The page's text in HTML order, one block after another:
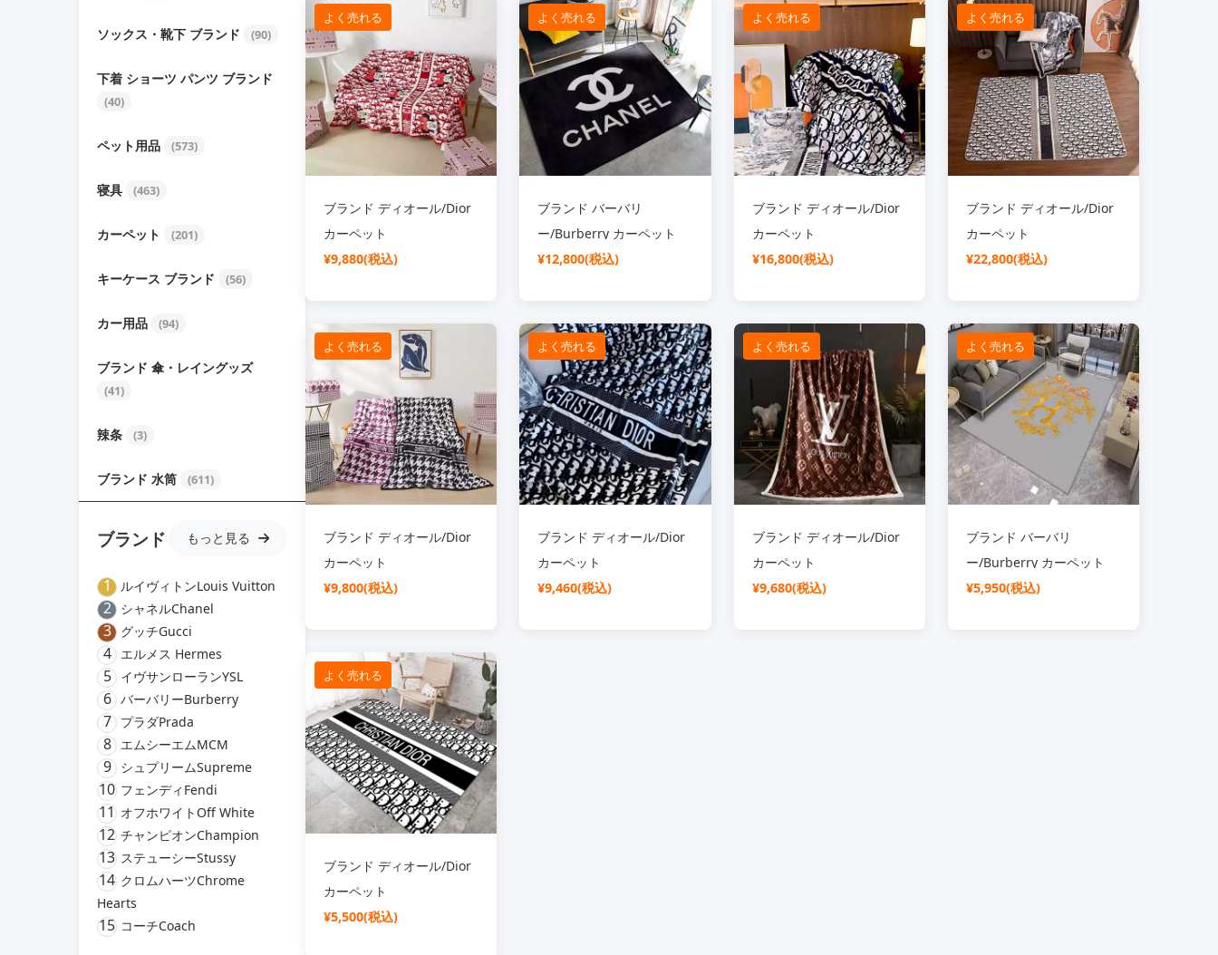
ソックス・靴下 ブランド (90)
下着 ショーツ パンツ ブランド
(40)
ペット用品 (573)
寝具 (463)
カーペット (201)
キーケース ブランド (56)
カー用品 (94)
ブランド 傘・レイングッズ
(41)
辣条 (3)
ブランド 水筒 (611)
ブランド もっと見る
1 ルイヴィトンLouis Vuitton
2 シャネルChanel
3 グッチGucci
4 エルメス Hermes
5 イヴサンローランYSL
6 バーバリーBurberry
7 プラダPrada
8 エムシーエムMCM
9 シュプリームSupreme
10 フェンディFendi
11 オフホワイトOff White
12 チャンピオンChampion
13 ステューシーStussy
14 クロムハーツChrome
Hearts
15 コーチCoach
よく売れる
ブランド ディオール/Dior
カーペット
¥9,880(税込)
よく売れる
ブランド バーバリ
ー/Burberry カーペット
¥12,800(税込)
よく売れる
ブランド ディオール/Dior
カーペット
¥16,800(税込)
よく売れる
ブランド ディオール/Dior
カーペット
¥22,800(税込)
よく売れる
ブランド ディオール/Dior
カーペット
¥9,800(税込)
よく売れる
ブランド ディオール/Dior
カーペット
¥9,460(税込)
よく売れる
ブランド ディオール/Dior
カーペット
¥9,680(税込)
よく売れる
ブランド バーバリ
ー/Burberry カーペット
¥5,950(税込)
よく売れる
ブランド ディオール/Dior
カーペット
¥5,500(税込)